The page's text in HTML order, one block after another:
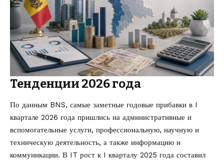
Тенденции 2026 года
По данным BNS, самые заметные годовые прибавки в I
квартале 2026 года пришлись на административные и
вспомогательные услуги, профессиональную, научную и
техническую деятельность, а также информацию и
коммуникации. В IT рост к I кварталу 2025 года составил